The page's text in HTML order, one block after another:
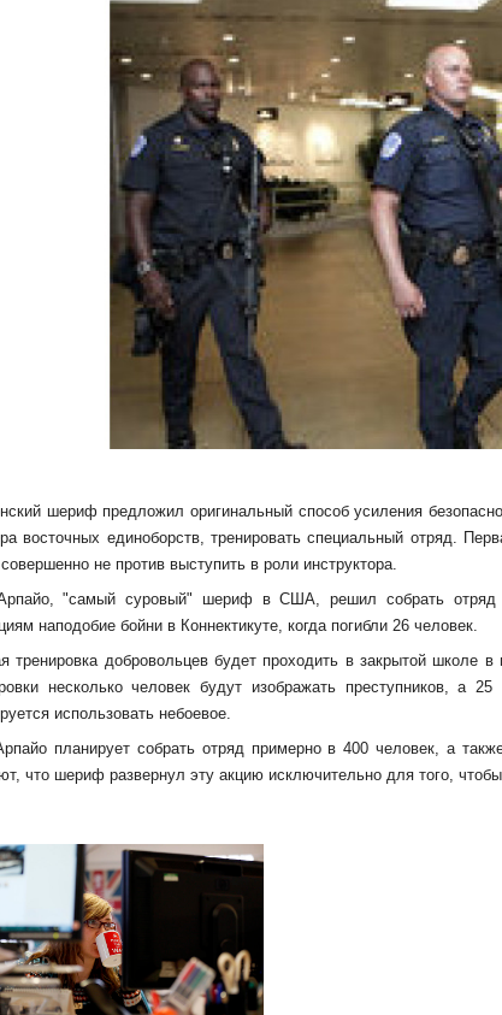
шериф предложил оригинальный способ усиления
восточных единоборств, тренировать специальный отряд.
не против выступить в роли инструктора.
"самый суровый" шериф в США, решил собрать отряд
наподобие бойни в Коннектикуте, когда погибли 26 человек.
тренировка добровольцев будет проходить в закрытой школе
несколько человек будут изображать преступников, а
использовать небоевое.
планирует собрать отряд примерно в 400 человек, а
что шериф развернул эту акцию исключительно для того, чтобы